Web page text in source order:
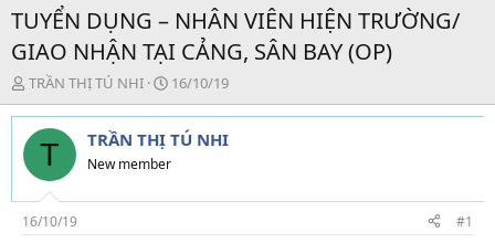
TUYỂN DỤNG – NHÂN VIÊN HIỆN TRƯỜNG/
GIAO NHẬN TẠI CẢNG, SÂN BAY (OP)
T
h
r
e
d
s
t
TRẦN THỊ TÚ NHI
N
g
à
y
g
i
16/10/19
T TRẦN THỊ TÚ NHI
New member
16/10/19 #1